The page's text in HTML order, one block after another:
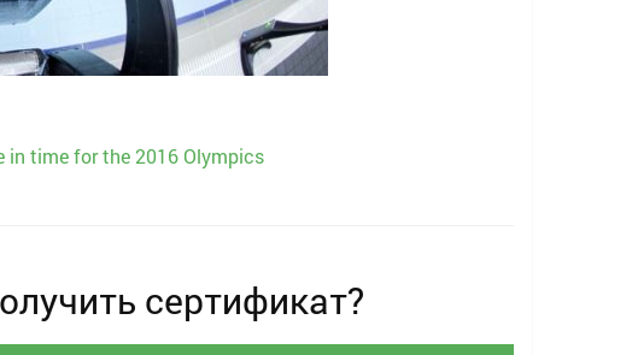
in time for the 2016 Olympics
сертификат?